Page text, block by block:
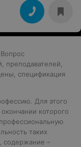
преподавателей,
спецификация
Для этого
которого
таких
содержание –